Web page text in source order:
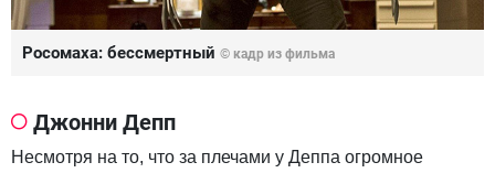
Росомаха: бессмертный © кадр из фильма
Джонни Депп
Несмотря на то, что за плечами у Деппа огромное